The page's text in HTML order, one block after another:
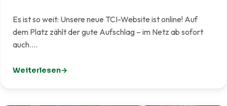
Es ist so weit: Unsere neue TCI-Website ist online! Auf
dem Platz zählt der gute Aufschlag – im Netz ab sofort
auch.…
Weiterlesen
: Unsere neue Website ist live!